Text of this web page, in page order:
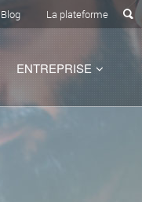
Blog La plateforme
ENTREPRISE